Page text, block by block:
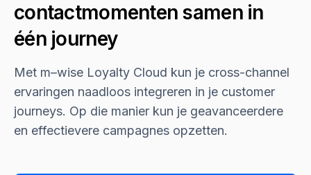
contactmomenten samen in
één journey
Met m–wise Loyalty Cloud kun je cross-channel
ervaringen naadloos integreren in je customer
journeys. Op die manier kun je geavanceerdere
en effectievere campagnes opzetten.